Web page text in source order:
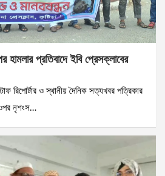
হামলার প্রতিবাদে ইবি প্রেসক্লাবের
রিপোর্টার ও স্থানীয় দৈনিক সত্যখবর পত্রিকার
ওপর নৃশংস…